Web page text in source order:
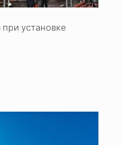
при установке